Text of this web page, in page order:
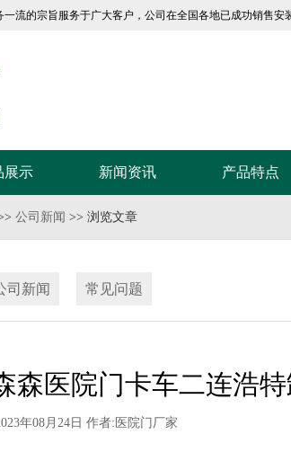
的宗旨服务于广大客户，公司在全国各地已成功销售安
展示 新闻资讯 产品特点
门厂家
公司新闻 >> 浏览文章
司新闻 常见问题
森医院门卡车二连浩
年08月24日 作者: 医院门厂家